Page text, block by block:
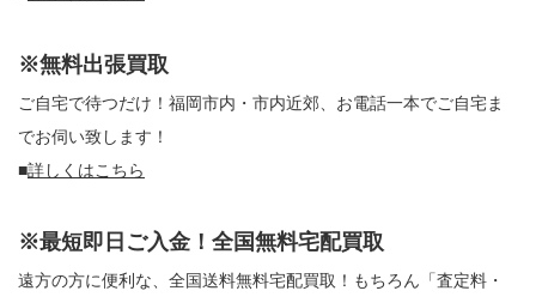
※無料出張買取
ご自宅で待つだけ！福岡市内・市内近郊、お電話一本でご自宅ま
でお伺い致します！
■詳しくはこちら
※最短即日ご入金！全国無料宅配買取
遠方の方に便利な、全国送料無料宅配買取！もちろん「査定料・